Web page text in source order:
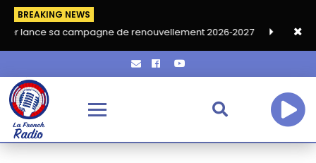
BREAKING NEWS
de renouvellement 2026‑2027 Grand café de